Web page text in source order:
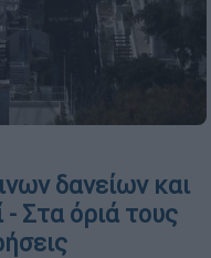
δανείων και
- Στα όριά τους